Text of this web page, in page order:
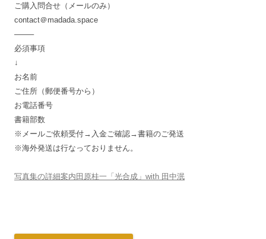
ご購入問合せ（メールのみ）
contact＠madada.space
——–
必須事項
↓
お名前
ご住所（郵便番号から）
お電話番号
書籍部数
※メールご依頼受付→入金ご確認→書籍のご発送
※海外発送は行なっておりません。
写真集の詳細案内田原桂一「光合成」with 田中泯